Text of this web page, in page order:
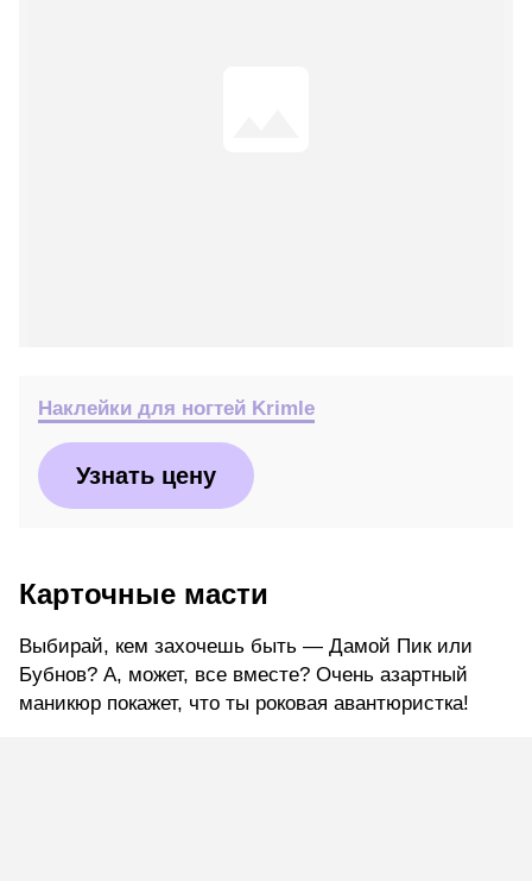
Наклейки для ногтей Krimle
Узнать цену
Карточные масти
Выбирай, кем захочешь быть — Дамой Пик или
Бубнов? А, может, все вместе? Очень азартный
маникюр покажет, что ты роковая авантюристка!